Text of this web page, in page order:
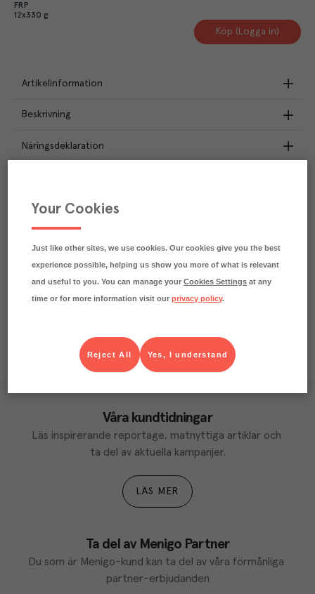
FRP
12x330 g
Köp (Logga in)
Artikelinformation
Beskrivning
Näringsdeklaration
Varje kilo av varan påverkar klimatet motsvarande
utsläppen av 10.9 kg koldioxid.
Våra kundtidningar
Läs inspirerande reportage, matnyttiga artiklar och
ta del av aktuella kampanjer.
LÄS MER
Ta del av Menigo Partner
Du som är Menigo-kund kan ta del av våra förmånliga
partner-erbjudanden
Your Cookies
Just like other sites, we use cookies. Our cookies give you the best
experience possible, helping us show you more of what is relevant
and useful to you. You can manage yourCookies Settings at any
time or for more information visit ourprivacy policy.
Yes, I understand
Reject All